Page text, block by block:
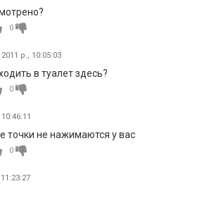
0
р., 10:05:03
в туалет здесь?
0
точки не нажимаются у вас
0